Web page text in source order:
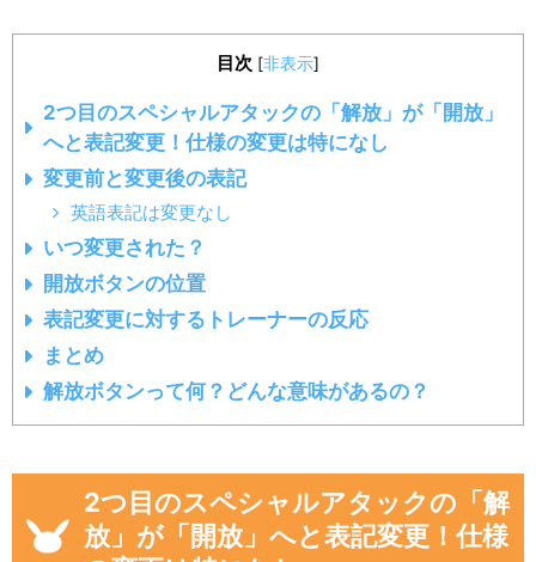
目次 [非表示]
2つ目のスペシャルアタックの「解放」が「開放」
へと表記変更！仕様の変更は特になし
変更前と変更後の表記
英語表記は変更なし
いつ変更された？
開放ボタンの位置
表記変更に対するトレーナーの反応
まとめ
解放ボタンって何？どんな意味があるの？
2つ目のスペシャルアタックの「解
放」が「開放」へと表記変更！仕様